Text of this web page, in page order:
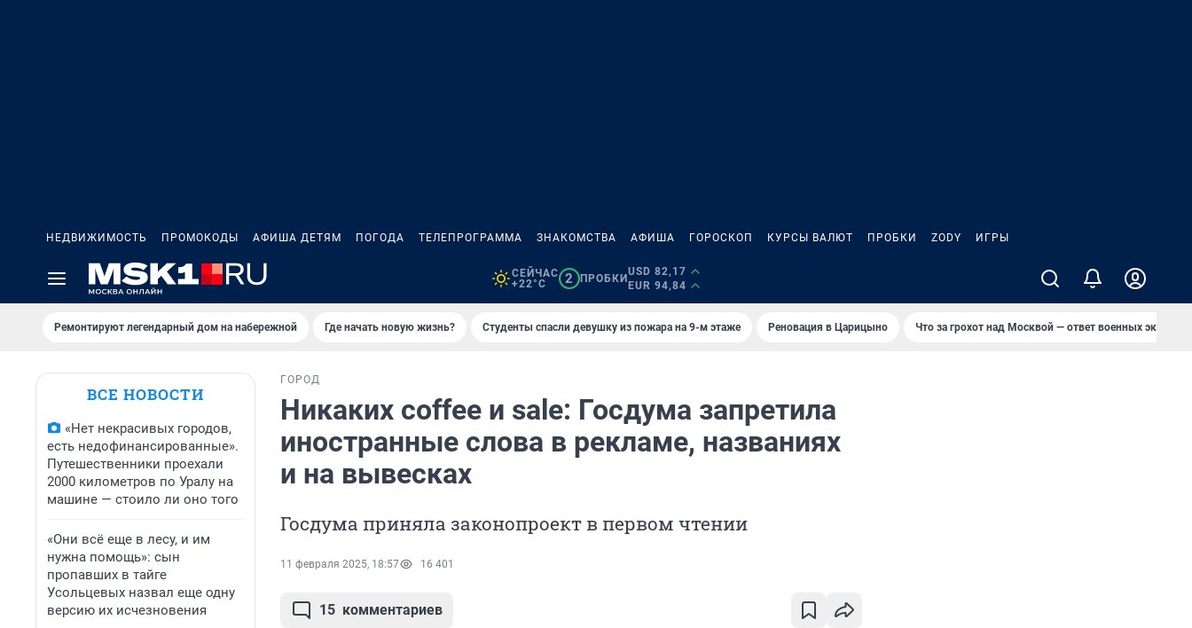
НЕДВИЖИМОСТЬ ПРОМОКОДЫ АФИША ДЕТЯМ ПОГОДА ТЕЛЕПРОГРАММА ЗНАКОМСТВА АФИША ГОРОСКОП КУРСЫ ВАЛЮТ ПРОБКИ ZODY ИГРЫ
СЕЙЧАС
+22°C
2 ПРОБКИ
USD 82,17
EUR 94,84
Ремонтируют легендарный дом на набережной Где начать новую жизнь? Студенты спасли девушку из пожара на 9-м этаже Реновация в Царицыно Что за грохот над Москвой — ответ военных
ВСЕ НОВОСТИ
«Нет некрасивых городов,
есть недофинансированные».
Путешественники проехали
2000 километров по Уралу на
машине — стоило ли оно того
«Они всё еще в лесу, и им
нужна помощь»: сын
пропавших в тайге
Усольцевых назвал еще одну
версию их исчезновения
ГОРОД
Никаких coffee и sale: Госдума запретила
иностранные слова в рекламе, названиях
и на вывесках
Госдума приняла законопроект в первом чтении
11 февраля 2025, 18:57 16 401
15 комментариев